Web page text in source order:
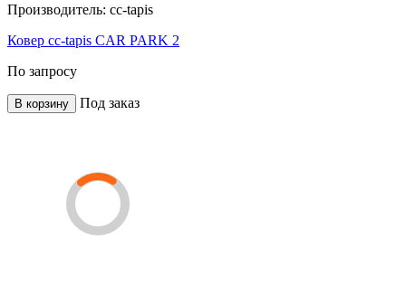
Производитель: cc-tapis
Ковер cc-tapis CAR PARK 2
По запросу
В корзину Под заказ